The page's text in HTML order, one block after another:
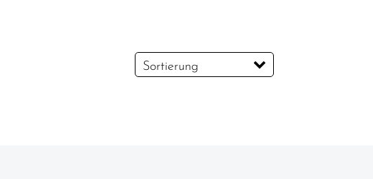
Sortierung